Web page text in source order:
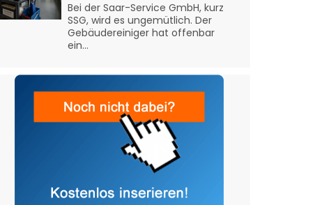
Bei der Saar-Service GmbH, kurz
SSG, wird es ungemütlich. Der
Gebäudereiniger hat offenbar
ein...